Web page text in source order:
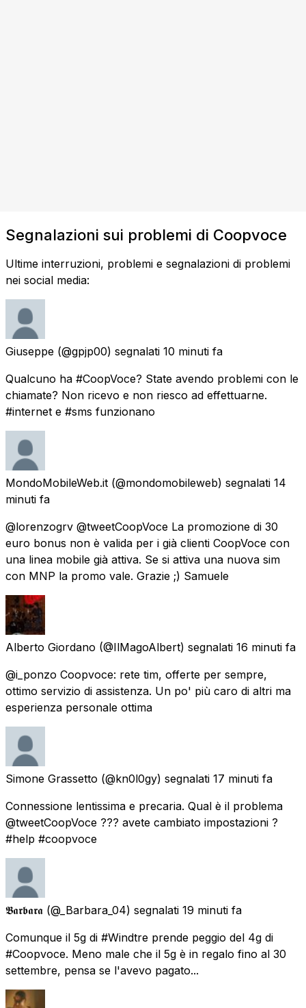
Segnalazioni sui problemi di Coopvoce
Ultime interruzioni, problemi e segnalazioni di problemi
nei social media:
Giuseppe (@gpjp00) segnalati 10 minuti fa
Qualcuno ha #CoopVoce? State avendo problemi con le
chiamate? Non ricevo e non riesco ad effettuarne.
#internet e #sms funzionano
MondoMobileWeb.it (@mondomobileweb) segnalati 14
minuti fa
@lorenzogrv @tweetCoopVoce La promozione di 30
euro bonus non è valida per i già clienti CoopVoce con
una linea mobile già attiva. Se si attiva una nuova sim
con MNP la promo vale. Grazie ;) Samuele
Alberto Giordano (@IlMagoAlbert) segnalati 16 minuti fa
@i_ponzo Coopvoce: rete tim, offerte per sempre,
ottimo servizio di assistenza. Un po' più caro di altri ma
esperienza personale ottima
Simone Grassetto (@kn0l0gy) segnalati 17 minuti fa
Connessione lentissima e precaria. Qual è il problema
@tweetCoopVoce ??? avete cambiato impostazioni ?
#help #coopvoce
𝕭𝖆𝖗𝖇𝖆𝖗𝖆 (@_Barbara_04) segnalati 19 minuti fa
Comunque il 5g di #Windtre prende peggio del 4g di
#Coopvoce. Meno male che il 5g è in regalo fino al 30
settembre, pensa se l'avevo pagato...